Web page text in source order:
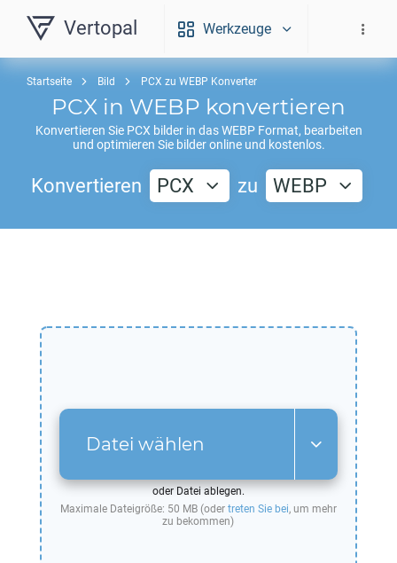
Vertopal Werkzeuge
Startseite Bild PCX zu WEBP Konverter
PCX in WEBP konvertieren
Konvertieren Sie PCX bilder in dasWEBPFormat, bearbeiten
und optimieren Sie bilder online und kostenlos.
Konvertieren PCX zu WEBP
Datei wählen
oder Datei ablegen.
Maximale Dateigröße: 50 MB (oder treten Sie bei, um mehr
zu bekommen)